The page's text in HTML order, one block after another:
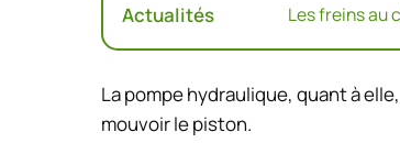
Actualités Les freins au
La pompe hydraulique, quant à
mouvoir le piston.